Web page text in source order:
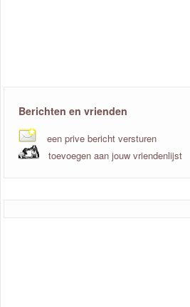
Berichten en vrienden
een prive bericht versturen
toevoegen aan jouw vriendenlijst